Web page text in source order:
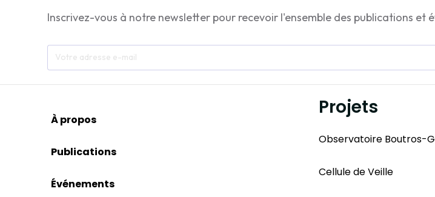
Inscrivez-vous à notre newsletter pour recevoir l'ensemble des publications et
À propos
Publications
Événements
Projets
Observatoire Boutros-
Cellule de Veille